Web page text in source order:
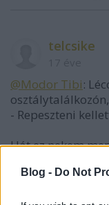
Blog - Do Not
telcsike
@Modor Tibi:
- Repeszteni
Hát ez nekem
osztálytársnő
vagyok? Vagy...